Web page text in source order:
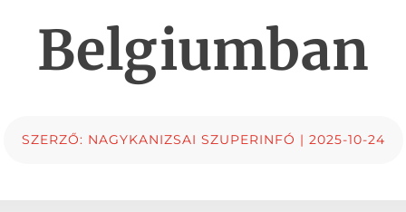
Belgiumban
SZERZŐ: NAGYKANIZSAI SZUPERINFÓ | 2025-10-24